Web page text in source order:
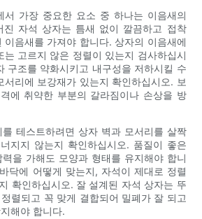
서 가장 중요한 요소 중 하나는 이음새의
진 자석 상자는 틈새 없이 깔끔하고 접착
이음새를 가져야 합니다. 상자의 이음새에
는 고르지 않은 정렬이 있는지 검사하십시
구조를 약화시키고 내구성을 저하시킬 수
서리에 보강재가 있는지 확인하십시오. 보
에 취약한 부분의 갈라짐이나 손상을 방
테스트하려면 상자 벽과 모서리를 살짝
지지 않는지 확인하십시오. 품질이 좋은
을 가해도 모양과 형태를 유지해야 합니
닥에 어떻게 맞는지, 자석이 제대로 정렬
확인하십시오. 잘 설계된 자석 상자는 뚜
렬되고 꼭 맞게 결합되어 밀폐가 잘 되고
해야 합니다.